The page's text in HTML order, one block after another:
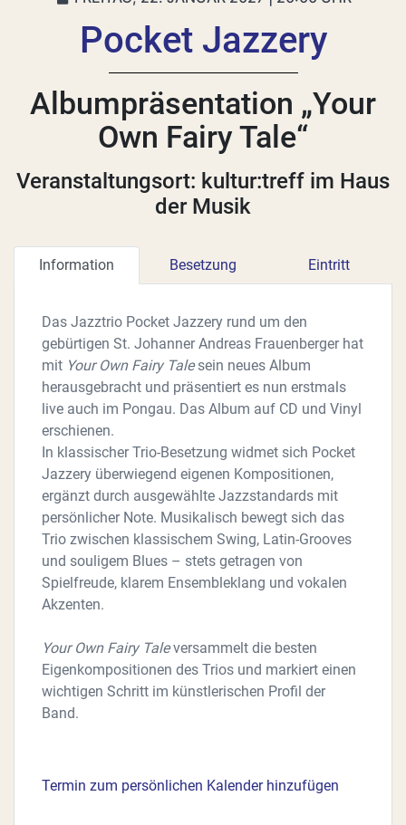
Pocket Jazzery
Albumpräsentation „Your
Own Fairy Tale“
Veranstaltungsort: kultur:treff im Haus
der Musik
Information Besetzung Eintritt
Das Jazztrio Pocket Jazzery rund um den
gebürtigen St. Johanner Andreas Frauenberger hat
mit Your Own Fairy Talesein neues Album
herausgebracht und präsentiert es nun erstmals
live auch im Pongau. Das Album auf CD und Vinyl
erschienen.
In klassischer Trio-Besetzung widmet sich Pocket
Jazzery überwiegend eigenen Kompositionen,
ergänzt durch ausgewählte Jazzstandards mit
persönlicher Note. Musikalisch bewegt sich das
Trio zwischen klassischem Swing, Latin-Grooves
und souligem Blues – stets getragen von
Spielfreude, klarem Ensembleklang und vokalen
Akzenten.
Your Own Fairy Taleversammelt die besten
Eigenkompositionen des Trios und markiert einen
wichtigen Schritt im künstlerischen Profil der
Band.
Termin zum persönlichen Kalender hinzufügen